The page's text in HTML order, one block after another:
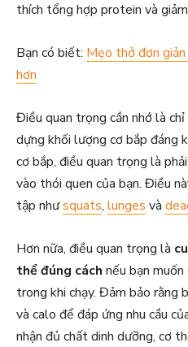
thích tổng hợp protein và
Bạn có biết: Mẹo thở đơn
hơn
Điều quan trọng cần nhớ là
dựng khối lượng cơ bắp đáng
cơ bắp, điều quan trọng là
vào thói quen của bạn. Điều
tập nhưsquats, lunges và
Hơn nữa, điều quan trọng là
thể đúng cách nếu bạn
trong khi chạy. Đảm bảo rằng
và calo để đáp ứng nhu cầu
nhận đủ chất dinh dưỡng, cơ